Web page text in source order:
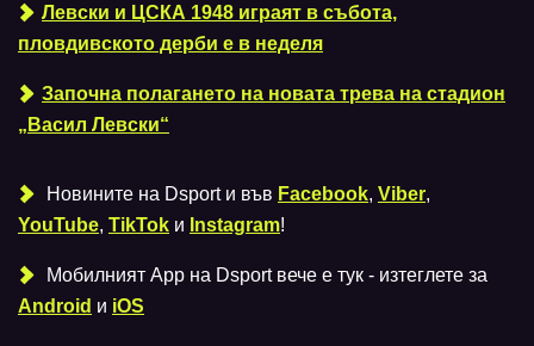
Левски и ЦСКА 1948 играят в събота,
пловдивското дерби е в неделя
Започна полагането на новата трева на стадион
„Васил Левски“
Новините на Dsport и във Facebook, Viber,
YouTube, TikTok и Instagram!
Мобилният Аpp на Dsport вече е тук - изтеглете за
Android и iOS